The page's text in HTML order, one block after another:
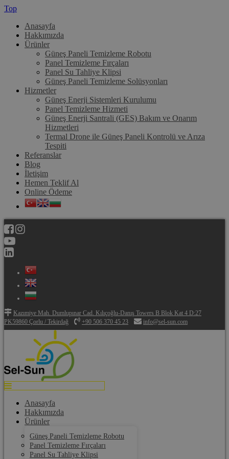
Top
Anasayfa
Hakkımızda
Ürünler
Güneş Paneli Temizleme Robotu
Panel Temizleme Fırçaları
Panel Su Tahliye Klipsi
Güneş Paneli Temizleme Solüsyonları
Hizmetler
Güneş Enerji Sistemleri Kurulumu
Panel Temizleme Hizmeti
Güneş Enerji Santrali (GES) Bakım ve Onarım
Hizmetleri
Termal Drone ile Güneş Paneli Kontrolü ve Arıza
Tespiti
Referanslar
Blog
İletişim
Hemen Teklif Al
Online Ödeme
Kazımiye Mah. Dumlupınar Cad. Kılıçoğlu-Danış Towers B Blok Kat 4 D:27
PK59860 Çorlu / Tekirdağ
+90 506 370 45 23 info@sel-sun.com
Anasayfa
Hakkımızda
Ürünler
Güneş Paneli Temizleme Robotu
Panel Temizleme Fırçaları
Panel Su Tahliye Klipsi